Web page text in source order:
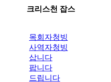
크리스천 잡스
목회자청빙
사역자청빙
삽니다
팝니다
드립니다